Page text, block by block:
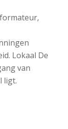
Lokaal De
van
ligt.